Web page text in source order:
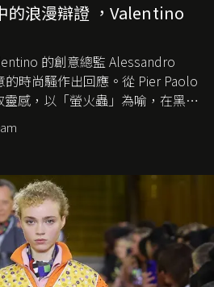
的浪漫辯證 ，Valentino
的創意總監 Alessandro
的時尚騷作出回應。從 Pier Paolo
感，以「螢火蟲」為喻，在黑暗